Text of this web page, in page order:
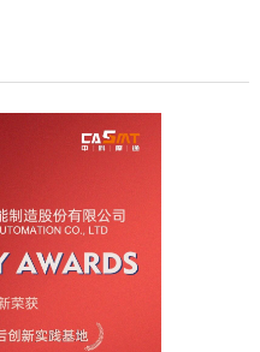
身机器人核心技术研发、智
构建长期稳定的合作关系、
。三方赋能 筑牢合作坚实根
着高精度、柔性化、AI赋能
瓶颈与产业化难题。西门子
全价值链的解决方案体系，
机械制造等多个领域，为全